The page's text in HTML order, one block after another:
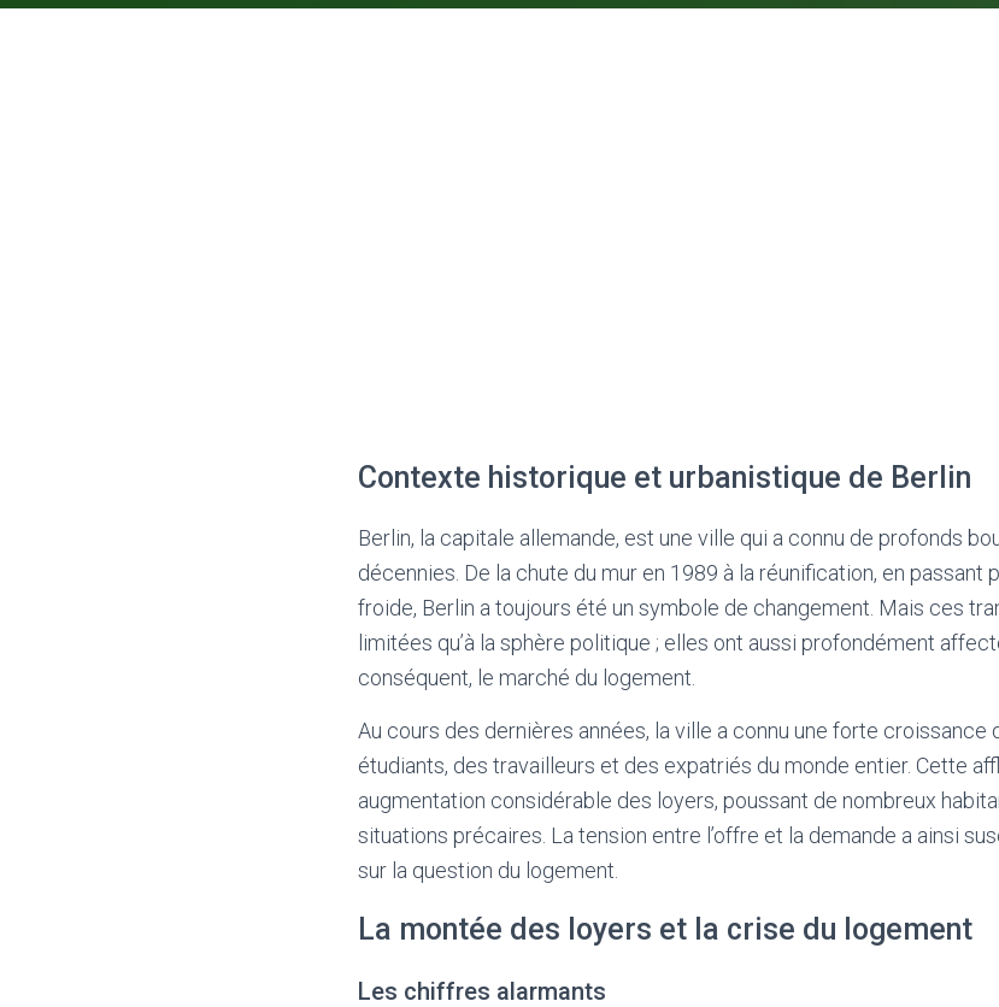
Contexte historique et urbanistique de Berlin
Berlin, la capitale allemande, est une ville qui a connu de profonds
décennies. De la chute du mur en 1989 à la réunification, en passant
froide, Berlin a toujours été un symbole de changement. Mais ces
limitées qu’à la sphère politique ; elles ont aussi profondément
conséquent, le marché du logement.
Au cours des dernières années, la ville a connu une forte croissance
étudiants, des travailleurs et des expatriés du monde entier. Cette
augmentation considérable des loyers, poussant de nombreux
situations précaires. La tension entre l’offre et la demande a ainsi
sur la question du logement.
La montée des loyers et la crise du logement
Les chiffres alarmants